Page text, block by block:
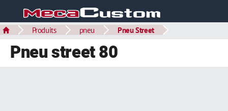
Produits pneu Pneu Street
Pneu street 80